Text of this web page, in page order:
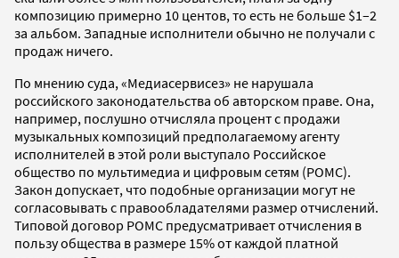
композицию примерно 10 центов, то есть не больше $1–2
за альбом. Западные исполнители обычно не получали с
продаж ничего.
По мнению суда, «Медиасервисез» не нарушала
российского законодательства об авторском праве. Она,
например, послушно отчисляла процент с продажи
музыкальных композиций предполагаемому агенту
исполнителей в этой роли выступало Российское
общество по мультимедиа и цифровым сетям (РОМС).
Закон допускает, что подобные организации могут не
согласовывать с правообладателями размер отчислений.
Типовой договор РОМС предусматривает отчисления в
пользу общества в размере 15% от каждой платной